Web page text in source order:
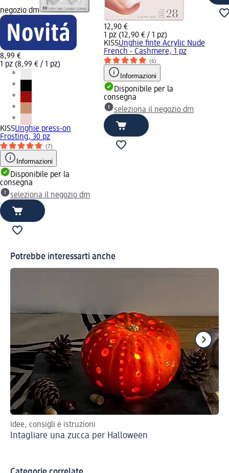
negozio dm
8,99 €
1 pz (8,99 € / 1 pz)
KISSUnghie press-on
Frosting, 30 pz
(7)
Informazioni
Disponibile per la
consegna
seleziona il negozio dm
12,90 €
1 pz (12,90 € / 1 pz)
KISSUnghie finte Acrylic Nude
French - Cashmere, 1 pz
(6)
Informazioni
Disponibile per la
consegna
seleziona il negozio dm
Potrebbe interessarti anche
Idee, consigli e istruzioni
Intagliare una zucca per Halloween